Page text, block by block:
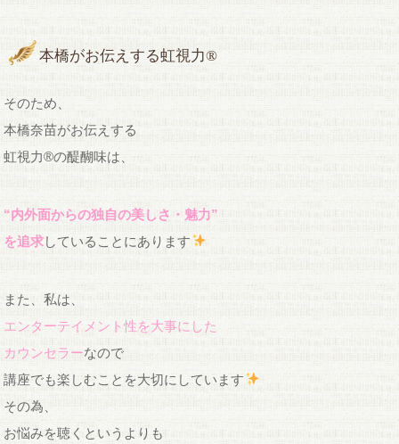
本橋がお伝えする虹視力®︎
そのため、
本橋奈苗がお伝えする
虹視力®︎の醍醐味は、
“内外面からの独自の美しさ・魅力”
を追求していることにあります
また、私は、
エンターテイメント性を大事にした
カウンセラーなので
講座でも楽しむことを大切にしています
その為、
お悩みを聴くというよりも